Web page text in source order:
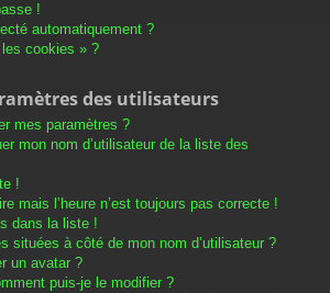
!
automatiquement ?
cookies » ?
des utilisateurs
mes paramètres ?
mon nom d’utilisateur de la liste des
!
mais l’heure n’est toujours pas correcte !
dans la liste !
situées à côté de mon nom d’utilisateur ?
un avatar ?
puis-je le modifier ?